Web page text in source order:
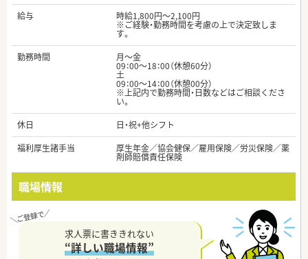
給与
時給1,800円～2,100円
※ご経験・勤務時間を考慮の上で決定致しま
す。
勤務時間
月～金
09：00～18：00（休憩60分）
土
09：00～14：00（休憩00分）
※上記内で勤務時間・日数などはご相談くださ
い。
休日
日・祝+他シフト
福利厚生諸手当
厚生年金／協会健保／雇用保険／労災保険／薬
剤師賠償責任保険
職場情報
求人票に書ききれない
“詳しい職場情報”